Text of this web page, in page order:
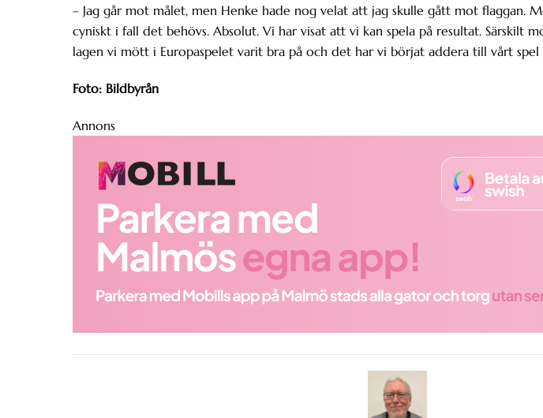
– Jag går mot målet, men Henke hade nog velat att jag skulle gått mot flaggan.
cyniskt i fall det behövs. Absolut. Vi har visat att vi kan spela på resultat. Särskilt
lagen vi mött i Europaspelet varit bra på och det har vi börjat addera till vårt spel
Foto: Bildbyrån
Annons